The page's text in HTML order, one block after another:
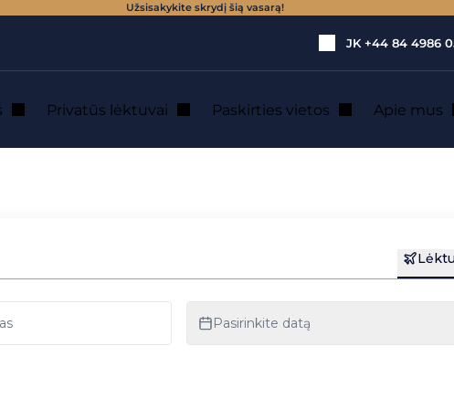
Užsisakykite skrydį šią vasarą!
JK +44 84 4986
Privatūs lėktuvai Paskirties vietos Apie mus